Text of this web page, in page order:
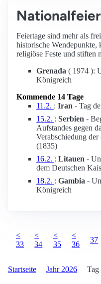
Feiertage sind mehr als
historische
religiöse Feste und stiften
Grenada ( 1974 ):
Königreich
Kommende 14 Tage
11.2. : Iran - Tag
15.2. : Serbien -
Aufstandes gegen
Verabschiedung der
(1835)
16.2. : Litauen -
dem Deutschen
18.2. : Gambia -
Königreich
<
33
<
34
<
35
<
36
37
Startseite Jahr 2026 Tag